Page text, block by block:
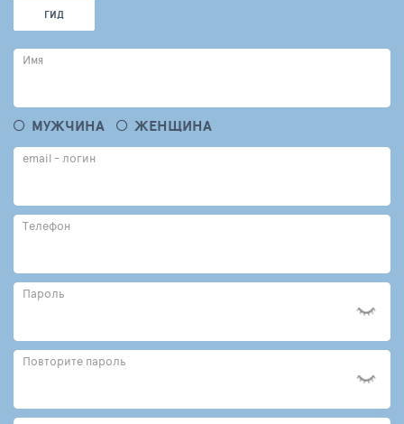
ГИД
Имя
МУЖЧИНА ЖЕНЩИНА
email - логин
Телефон
Пароль
Повторите пароль